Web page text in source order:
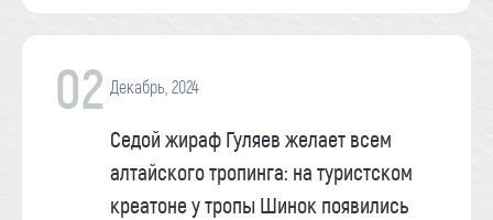
02 Декабрь, 2024
Седой жираф Гуляев желает всем
алтайского тропинга: на туристском
креатоне у тропы Шинок появились